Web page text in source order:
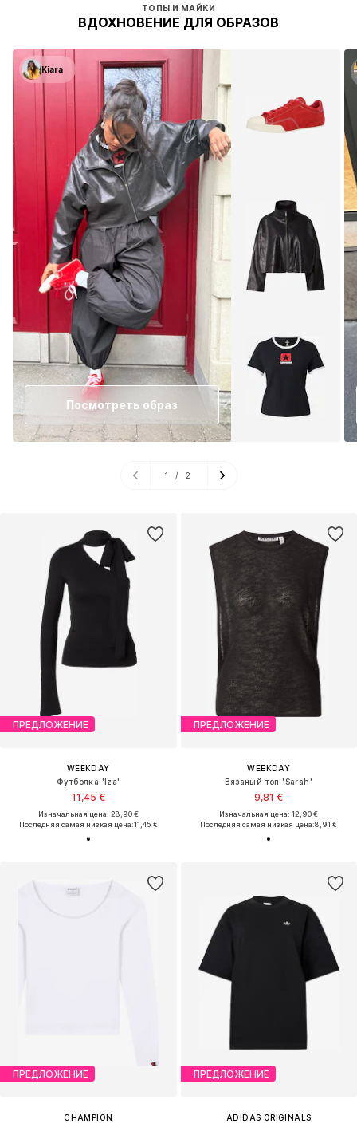
ПРЕДЛОЖЕНИЕ
WEEKDAY
Футболка 'Iza'
11,45 €
Изначальная цена: 28,90 €
Последняя самая низкая цена:11,45 €
ТОПЫ И МАЙКИ
ВДОХНОВЕНИЕ ДЛЯ ОБРАЗОВ
Kiara
Посмотреть образ
1 / 2
ПРЕДЛОЖЕНИЕ
WEEKDAY
Вязаный топ 'Sarah'
9,81 €
Изначальная цена: 12,90 €
Последняя самая низкая цена:8,91 €
ПРЕДЛОЖЕНИЕ
CHAMPION
ПРЕДЛОЖЕНИЕ
ADIDAS ORIGINALS